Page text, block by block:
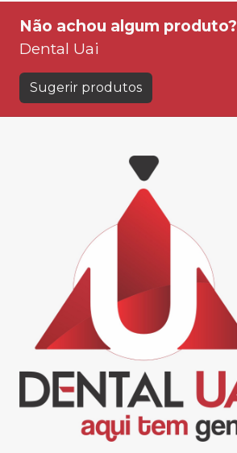
Não achou algum produto?
Dental Uai
Sugerir produtos